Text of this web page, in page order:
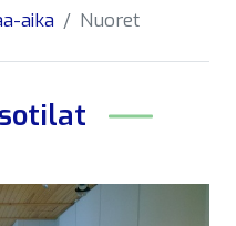
aika Nuoret